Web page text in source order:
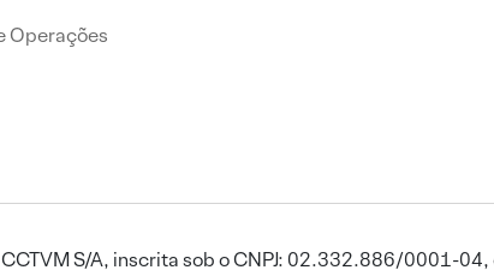
Operações
S/A, inscrita sob o CNPJ: 02.332.886/0001-